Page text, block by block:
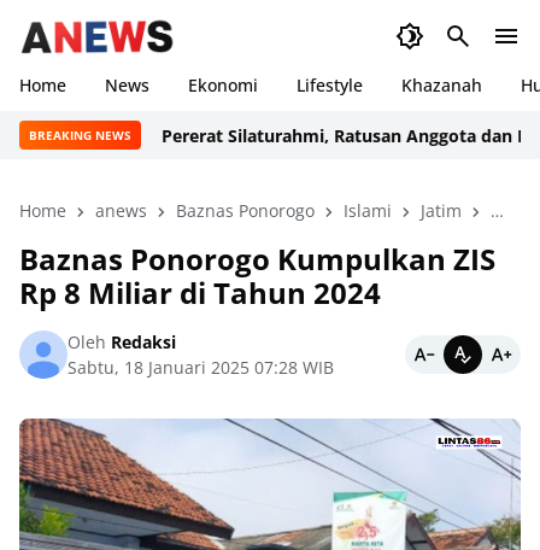
Home News Ekonomi Lifestyle Khazanah
BREAKING NEWSPererat Silaturahmi, Ratusan Anggota dan
Home anews Baznas Ponorogo Islami Jatim
Baznas Ponorogo Kumpulkan ZIS
Rp 8 Miliar di Tahun 2024
Oleh Redaksi
Sabtu, 18 Januari 2025 07:28 WIB